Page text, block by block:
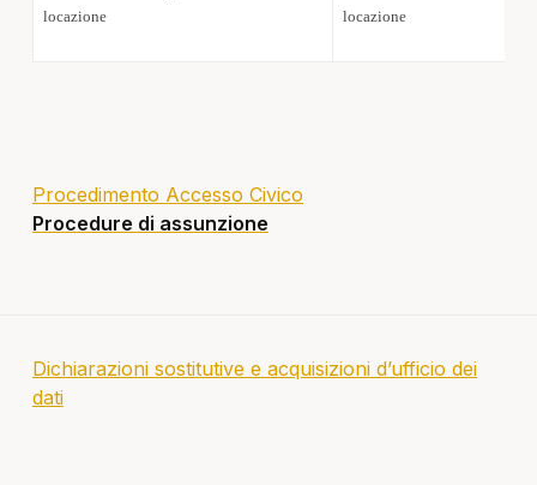
locazione
locazione
Procedimento Accesso Civico
Procedure di assunzione
Dichiarazioni sostitutive e acquisizioni d’ufficio dei
dati